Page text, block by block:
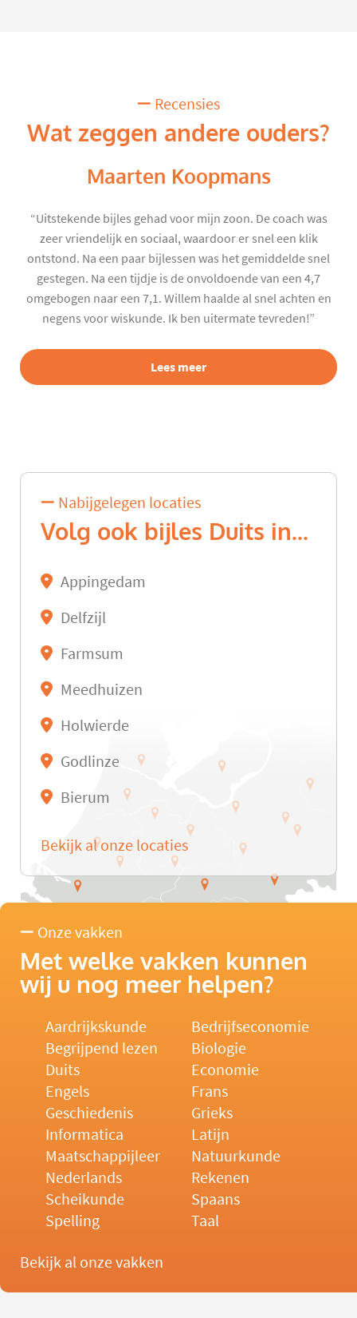
Recensies
Wat zeggen andere ouders?
Maarten Koopmans
“Uitstekende bijles gehad voor mijn zoon. De coach was
zeer vriendelijk en sociaal, waardoor er snel een klik
ontstond. Na een paar bijlessen was het gemiddelde snel
gestegen. Na een tijdje is de onvoldoende van een 4,7
omgebogen naar een 7,1. Willem haalde al snel achten en
negens voor wiskunde. Ik ben uitermate tevreden!”
Lees meer
Nabijgelegen locaties
Volg ook bijles Duits in...
Appingedam
Delfzijl
Farmsum
Meedhuizen
Holwierde
Godlinze
Bierum
Bekijk al onze locaties
Onze vakken
Met welke vakken kunnen
wij u nog meer helpen?
Aardrijkskunde
Bedrijfseconomie
Begrijpend lezen
Biologie
Duits
Economie
Engels
Frans
Geschiedenis
Grieks
Informatica
Latijn
Maatschappijleer
Natuurkunde
Nederlands
Rekenen
Scheikunde
Spaans
Spelling
Taal
Bekijk al onze vakken